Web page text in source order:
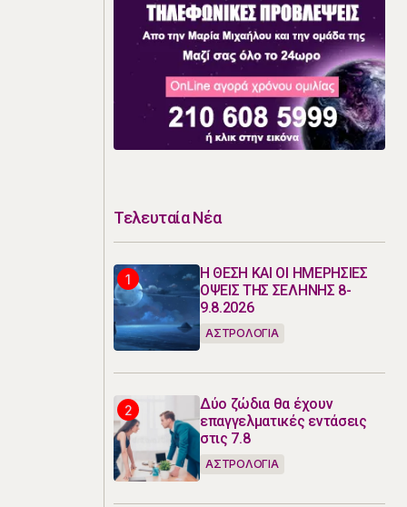
Τελευταία Νέα
Η ΘΕΣΗ ΚΑΙ ΟΙ ΗΜΕΡΗΣΙΕΣ
ΟΨΕΙΣ ΤΗΣ ΣΕΛΗΝΗΣ 8-
9.8.2026
ΑΣΤΡΟΛΟΓΙΑ
Δύο ζώδια θα έχουν
επαγγελματικές εντάσεις
στις 7.8
ΑΣΤΡΟΛΟΓΙΑ